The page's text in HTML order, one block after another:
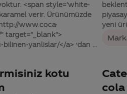
<span style='white-
verir. Ürünümüzde
www.coca-
target="_blank">
yanlislar/</a> ‘dan ...
yeni
kotu
cola